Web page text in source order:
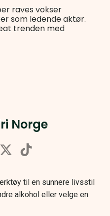
raves vokser
som ledende aktør.
trenden med
Norge
til en sunnere livsstil
alkohol eller velge en